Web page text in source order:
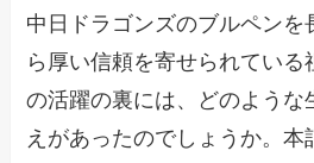
中日ドラゴンズのブルペンを
ら厚い信頼を寄せられている
の活躍の裏には、どのような
えがあったのでしょうか。本